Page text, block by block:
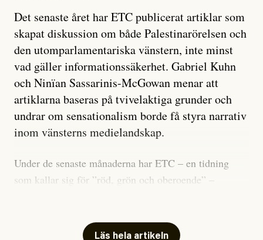
Det senaste året har ETC publicerat artiklar som
skapat diskussion om både Palestinarörelsen och
den utomparlamentariska vänstern, inte minst
vad gäller informationssäkerhet. Gabriel Kuhn
och Ninïan Sassarinis-McGowan menar att
artiklarna baseras på tvivelaktiga grunder och
undrar om sensationalism borde få styra narrativ
inom vänsterns medielandskap.
Under de senaste månaderna har ETC – en tidning
som kallar sig för ”röd, grön och oberoende” –
skriver för? Vad betyder det att vara en ”röd, grön och
Läs hela artikeln